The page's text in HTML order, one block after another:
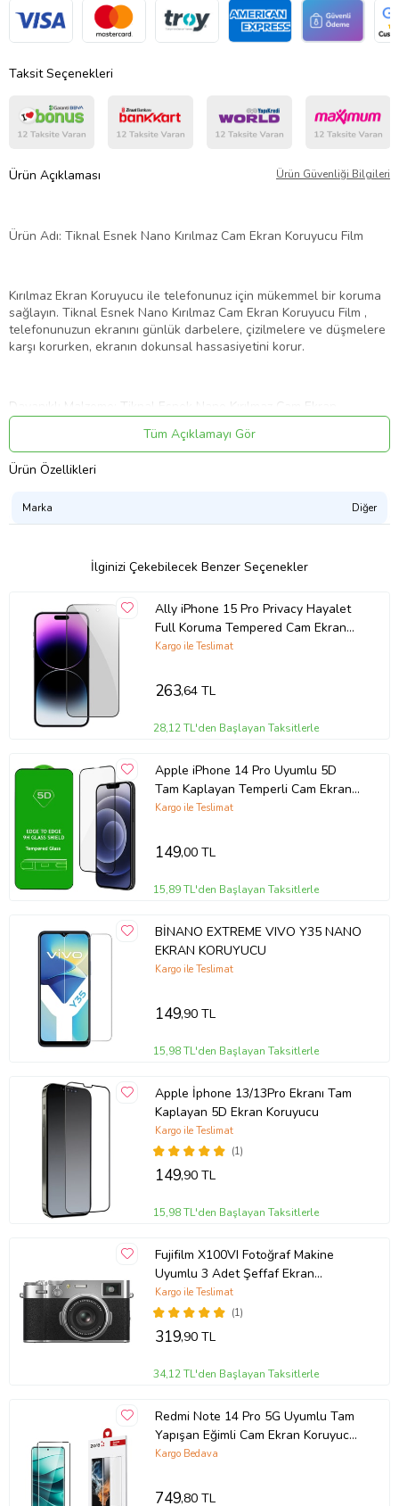
Taksit Seçenekleri
Ürün Açıklaması Ürün Güvenliği Bilgileri
Ürün Adı: Tiknal Esnek Nano Kırılmaz Cam Ekran Koruyucu Film
Kırılmaz Ekran Koruyucu ile telefonunuz için mükemmel bir koruma
sağlayın. Tiknal Esnek Nano Kırılmaz Cam Ekran Koruyucu Film ,
telefonunuzun ekranını günlük darbelere, çizilmelere ve düşmelere
karşı korurken, ekranın dokunsal hassasiyetini korur.
Dayanıklı Malzeme: Tiknal Esnek Nano Kırılmaz Cam Ekran
Koruyucu Film , son teknoloji ile üretilmiştir. Bu özel malzeme,
ekranınızı her türlü darbeye karşı korur ve çizilmez bir yüzey sunar.
Tam Kapsamlı Koruma: Telefonunuzun ekranını kenardan kenara
kapsayan tasarımı sayesinde, ekranınızı tamamen korur. Bu sayede,
Yüksek Şeffaflık:Tiknal Esnek Nano Kırılmaz Cam Ekran Koruyucu
Film , yüksek şeffaflık özelliği sayesinde ekranınızın netliğini ve renk
doğruluğunu korur. Ekranın arkasındaki güzellikleri her zaman
görebilirsiniz.
Kolay Kurulum: Tiknal Esnek Nano Kırılmaz Cam Ekran Koruyucu
Film , kolay kurulum için özel olarak tasarlanmıştır. Ekranınızı
yerleştirebilirsiniz.
Uyumlu Modeller: Tiknal Esnek Nano Kırılmaz Cam Ekran Koruyucu
Film modeline uyumludur, mükemmel koruma sağlar.
için Tiknal Esnek Nano Kırılmaz Cam Ekran Koruyucu Filmyu bugün
satın alın!
Ürün Kodu:
Tüm Açıklamayı Gör
Ürün Özellikleri
Marka Diğer
İlginizi Çekebilecek Benzer Seçenekler
Ally iPhone 15 Pro Privacy Hayalet
Full Koruma Tempered Cam Ekran
Koruyucu (Siyah)
Kargo ile Teslimat
263,64 TL
28,12 TL'den Başlayan Taksitlerle
Apple iPhone 14 Pro Uyumlu 5D
Tam Kaplayan Temperli Cam Ekran
Koruyucu
Kargo ile Teslimat
149,00 TL
15,89 TL'den Başlayan Taksitlerle
BİNANO EXTREME VIVO Y35 NANO
EKRAN KORUYUCU
Kargo ile Teslimat
149,90 TL
15,98 TL'den Başlayan Taksitlerle
Apple İphone 13/13Pro Ekranı Tam
Kaplayan 5D Ekran Koruyucu
(1)
Kargo ile Teslimat
149,90 TL
15,98 TL'den Başlayan Taksitlerle
Fujifilm X100VI Fotoğraf Makine
Uyumlu 3 Adet Şeffaf Ekran
koruyucu Nano Jelatin
(1)
Kargo ile Teslimat
319,90 TL
34,12 TL'den Başlayan Taksitlerle
Redmi Note 14 Pro 5G Uyumlu Tam
Yapışan Eğimli Cam Ekran Koruyucu
(Siyah)
Kargo Bedava
749,80 TL